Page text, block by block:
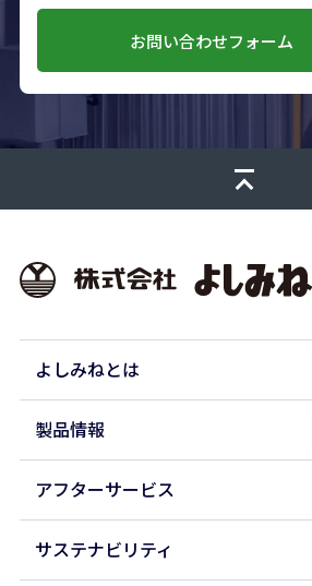
お問い合わせフォーム
よしみねとは
製品情報
アフターサービス
サステナビリティ